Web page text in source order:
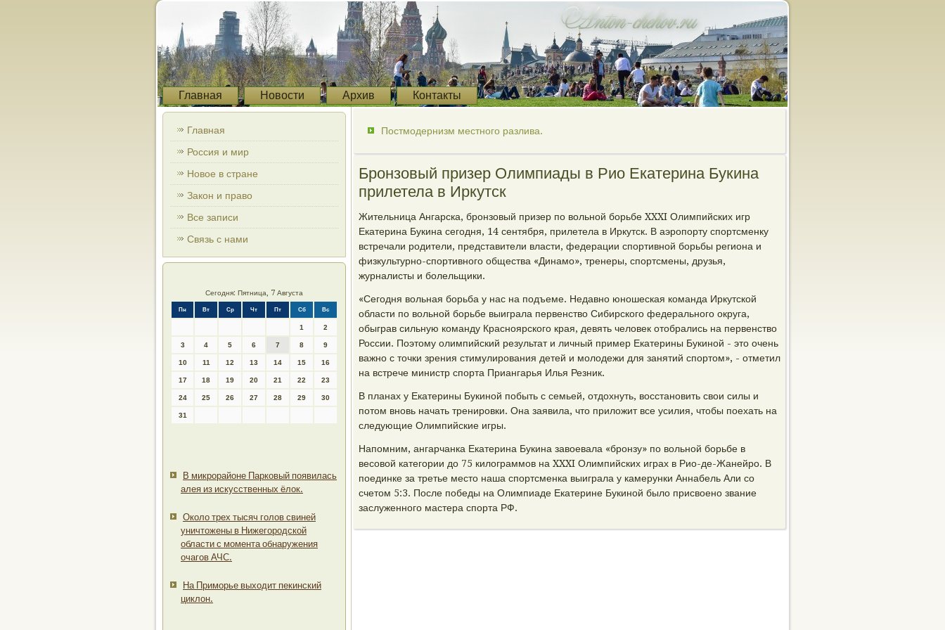
Главная Новости Архив Контакты
Главная
Россия и мир
Новое в стране
Закон и право
Все записи
Связь с нами
Сегодня: Пятница, 7 Августа
Пн Вт Ср Чт Пт Сб Вс
1 2
3 4 5 6 7 8 9
10 11 12 13 14 15 16
17 18 19 20 21 22 23
24 25 26 27 28 29 30
31
В микрорайоне Парковый появилась
алея из искусственных ёлок.
Около трех тысяч голов свиней
уничтожены в Нижегородской
области с момента обнаружения
очагов АЧС.
На Приморье выходит пекинский
циклон.
Постмодернизм местного разлива.
Бронзовый призер Олимпиады в Рио Екатерина Букина
прилетела в Иркутск
Жительница Ангарска, бронзовый призер по вольной борьбе XXXI Олимпийских игр
Екатерина Букина сегодня, 14 сентября, прилетела в Иркутск. В аэропорту спортсменку
встречали родители, представители власти, федерации спортивной борьбы региона и
физкультурно-спортивного общества «Динамо», тренеры, спортсмены, друзья,
журналисты и болельщики.
«Сегодня вольная борьба у нас на подъеме. Недавно юношеская команда Иркутской
области по вольной борьбе выиграла первенство Сибирского федерального округа,
обыграв сильную команду Красноярского края, девять человек отобрались на первенство
России. Поэтому олимпийский результат и личный пример Екатерины Букиной - это очень
важно с точки зрения стимулирования детей и молодежи для занятий спортом», - отметил
на встрече министр спорта Приангарья Илья Резник.
В планах у Екатерины Букиной побыть с семьей, отдохнуть, восстановить свои силы и
потом вновь начать тренировки. Она заявила, что приложит все усилия, чтобы поехать на
следующие Олимпийские игры.
Напомним, ангарчанка Екатерина Букина завоевала «бронзу» по вольной борьбе в
весовой категории до 75 килограммов на XXXI Олимпийских играх в Рио-де-Жанейро. В
поединке за третье место наша спортсменка выиграла у камерунки Аннабель Али со
счетом 5:3. После победы на Олимпиаде Екатерине Букиной было присвоено звание
заслуженного мастера спорта РФ.